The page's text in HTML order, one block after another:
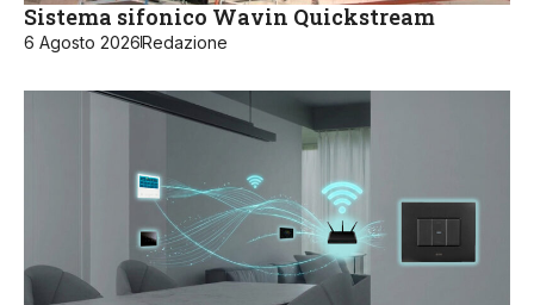
Sistema sifonico Wavin Quickstream
6 Agosto 2026Redazione